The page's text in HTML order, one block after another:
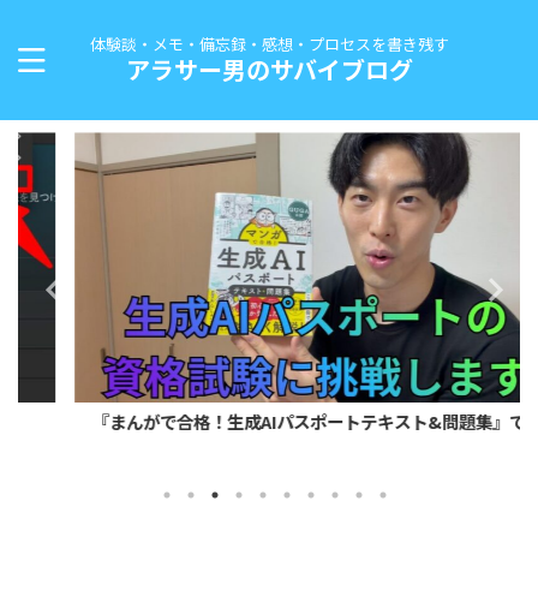
体験談・メモ・備忘録・感想・プロセスを書き残す
アラサー男のサバイブログ
『まんがで合格！生成AIパスポートテキスト&問題集』で...